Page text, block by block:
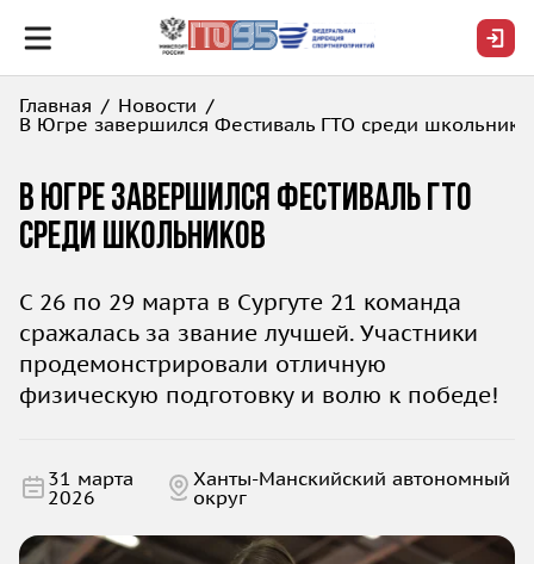
Главная
Новости
В Югре завершился Фестиваль ГТО среди
В Югре завершился Фестиваль ГТО
среди школьников
С 26 по 29 марта в Сургуте 21 команда
сражалась за звание лучшей. Участники
продемонстрировали отличную
физическую подготовку и волю к победе!
31 марта
2026
Ханты-Манскийский автономный
округ